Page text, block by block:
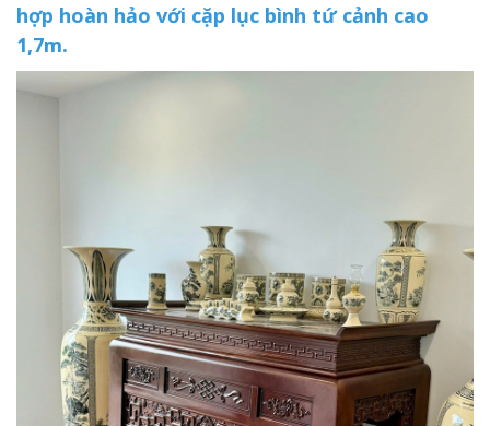
hợp hoàn hảo với cặp lục bình tứ cảnh cao
1,7m.